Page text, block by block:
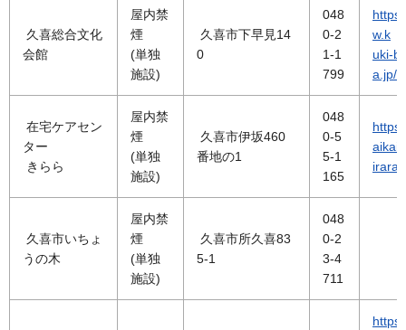
久喜総合文化
会館
屋内禁
煙
(単独
施設)
久喜市下早見14
0
048
0-2
1-1
799
w.k
uki-
a.jp/
在宅ケアセン
ター
きらら
屋内禁
煙
(単独
施設)
久喜市伊坂460
番地の1
048
0-5
5-1
165
aikai-
irara/
久喜市いちょ
うの木
屋内禁
煙
(単独
施設)
久喜市所久喜83
5-1
048
0-2
3-4
711